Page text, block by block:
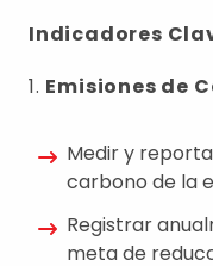
Indicadores
1. Emisiones de
Medir y
carbono de la
Registrar
meta de